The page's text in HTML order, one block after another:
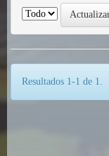
Resultados 1-1 de 1.